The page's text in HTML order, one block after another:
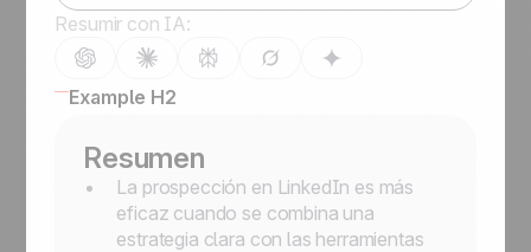
Resumir con IA:
Example H2
Resumen
La prospección en LinkedIn es más
eficaz cuando se combina una
estrategia clara con las herramientas